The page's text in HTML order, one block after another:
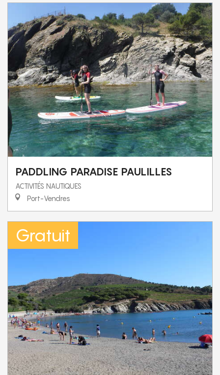
PADDLING PARADISE PAULILLES
ACTIVITÉS NAUTIQUES
Port-Vendres
Gratuit